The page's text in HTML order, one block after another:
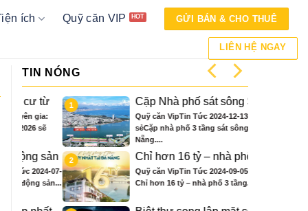
ích Quỹ căn VIP GỬI BÁN & CHO THUÊ
LIÊN HỆ NGAY
TIN NÓNG
1
Cặp Nhà phố sát sông Sonata
3 tầng chỉ hơn 16 tỷ
Quỹ căn VipTin Tức 2024-12-13Chia
sẻCặp nhà phố 3 tầng sát sông Hàn Đà
Nẵng....
2
Chỉ hơn 16 tỷ – nhà phố 3 tầng
bên sông Hàn sở hữu tiện ích
biệt thự trăm tỷ
Quỹ căn VipTin Tức 2024-09-05Chia sẻ
Chỉ hơn 16 tỷ – nhà phố 3 tầng...
07-